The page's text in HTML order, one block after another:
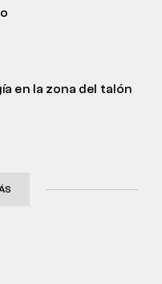
en la zona del talón